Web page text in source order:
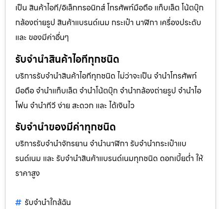
เป็น สินค้าไอที/อิเล็กทรอนิกส์ โทรศัพท์มือถือ แท็บเล็ต โน้ตบุ๊ก
กล้องถ่ายรูป สินค้าแบรนด์เนม กระเป๋า นาฬิกา เครื่องประดับ
และ ของมีค่าอื่นๆ
รับจำนำสินค้าไอทีทุกชนิด
บริการรับจำนำสินค้าไอทีทุกชนิด ไม่ว่าจะเป็น จำนำโทรศัพท์
มือถือ จำนำแท็บเล็ต จำนำโน้ตบุ๊ก จำนำกล้องถ่ายรูป จำนำไอ
โฟน จำนำทีวี ง่าย สะดวก และ ได้เงินไว
รับจำนำของมีค่าทุกชนิด
บริการรับจำนำจักรยาน จำนำนาฬิกา รับจำนำกระเป๋าแบ
รนด์เนม และ รับจำนำสินค้าแบรนด์เนมทุกชนิด ดอกเบี้ยต่ำ ให้
ราคาสูง
รับจํานําใกล้ฉัน